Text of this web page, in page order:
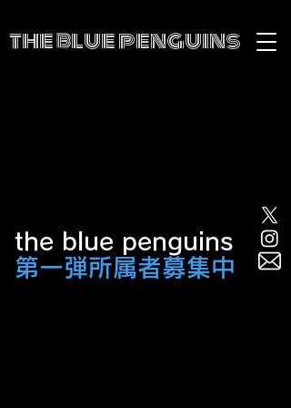
the blue penguins
the blue penguins
第一弾所属者募集中